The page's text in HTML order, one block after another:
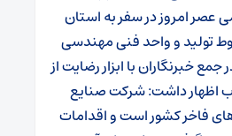
امروز در سفر به استان
تولید و واحد فنی مهندسی
خبرنگاران با ابزار رضایت از
اظهار داشت: شرکت صنایع
فاخر کشور است و اقدامات